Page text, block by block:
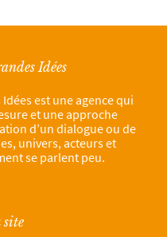
Idées
est une agence qui
et une approche
d’un dialogue ou de
univers, acteurs et
se parlent peu.